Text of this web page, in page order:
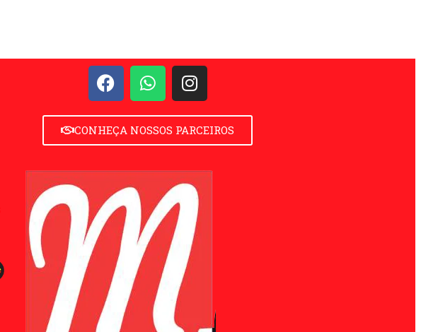
CONHEÇA NOSSOS PARCEIROS